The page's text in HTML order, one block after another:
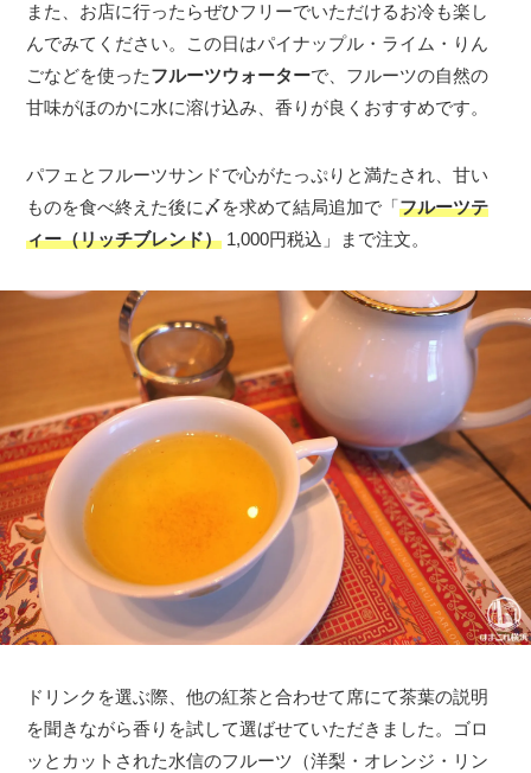
また、お店に行ったらぜひフリーでいただけるお冷も楽し
んでみてください。この日はパイナップル・ライム・りん
ごなどを使ったフルーツウォーターで、フルーツの自然の
甘味がほのかに水に溶け込み、香りが良くおすすめです。
パフェとフルーツサンドで心がたっぷりと満たされ、甘い
ものを食べ終えた後に〆を求めて結局追加で「フルーツテ
ィー（リッチブレンド） 1,000円税込」まで注文。
ドリンクを選ぶ際、他の紅茶と合わせて席にて茶葉の説明
を聞きながら香りを試して選ばせていただきました。ゴロ
ッとカットされた水信のフルーツ（洋梨・オレンジ・リン